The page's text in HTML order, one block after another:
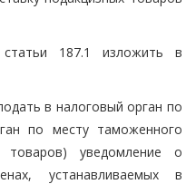
187.1 изложить в
в налоговый орган по
по месту таможенного
товаров) уведомление о
устанавливаемых в